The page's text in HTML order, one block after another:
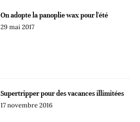
On adopte la panoplie wax pour l'été
29 mai 2017
Supertripper pour des vacances illimitées
17 novembre 2016